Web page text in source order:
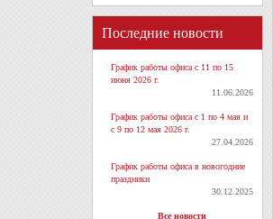
Последние новости
График работы офиса с 11 по 15
июня 2026 г.
11.06.2026
График работы офиса с 1 по 4 мая и
с 9 по 12 мая 2026 г.
27.04.2026
График работы офиса в новогодние
праздники
30.12.2025
Все новости